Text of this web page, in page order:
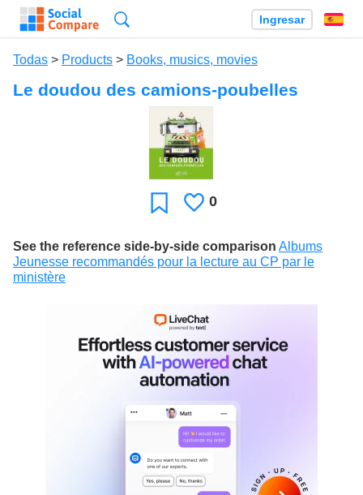
Ingresar
Todas > Products > Books, musics, movies
Le doudou des camions-poubelles
Favoritos
Le
0
See the reference side-by-side comparison Albums
Jeunesse recommandés pour la lecture au CP par le
ministère